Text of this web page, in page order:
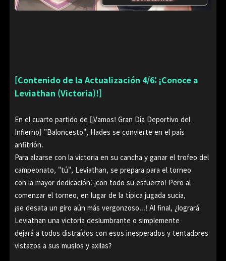
[Contenido de la Actualización 4/6: ¡Conoce a
Leviathan (Victoria)!]
En el cuarto partido de [¡Vamos! Gran Día Deportivo del
Infierno] "Baloncesto", Hades se convierte en el país
anfitrión.
Para alzarse con la victoria en su cancha y ganar el trofeo del
campeonato, "tú", Leviathan, se prepara para el torneo
con la mayor dedicación: ¡con todo su esfuerzo! Pero al
comenzar el torneo, en lugar de la típica jugada sucia,
¡se desata un giro aún más vergonzoso...! Al final, ¿logrará
Leviathan una victoria deslumbrante o simplemente
dejará a todos distraídos con esos inesperados y tentadores
vistazos a sus muslos y axilas?